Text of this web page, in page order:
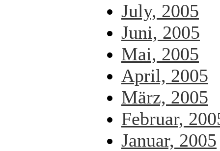
July, 2005
Juni, 2005
Mai, 2005
April, 2005
März, 2005
Februar,
Januar, 2005